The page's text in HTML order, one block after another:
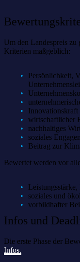
Um den Landespreis zu
Kriterien maßgeblich:
Persönlichkeit,
Innovationskraft
wirtschaftlicher
nachhaltiges
soziales
Beitrag zur
Bewertet werden vor
soziales und
vorbildhafter
Infos und
Die erste Phase der
Infos.